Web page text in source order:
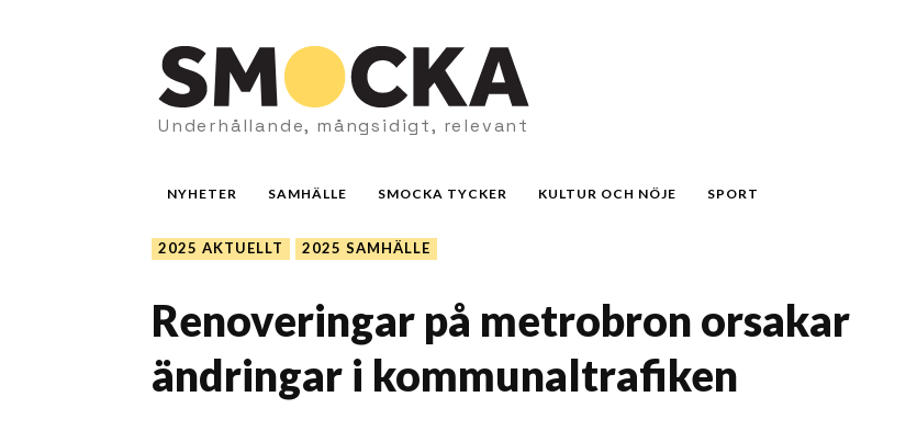
Underhållande, mångsidigt, relevant
NYHETER SAMHÄLLE SMOCKA TYCKER KULTUR OCH NÖJE SPORT
2025 AKTUELLT 2025 SAMHÄLLE
Renoveringar på metrobron orsakar
ändringar i kommunaltrafiken